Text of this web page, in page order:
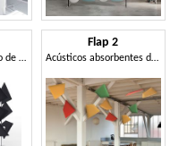
Aislamiento acústico de panel de diseño modular
Flap 2
Acústicos absorbentes del sonido panel modular, en el estilo de diseño